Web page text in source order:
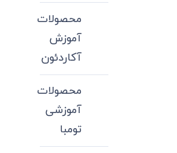
محصولات
آموزش
آکاردئون
محصولات
آموزشی
تومبا